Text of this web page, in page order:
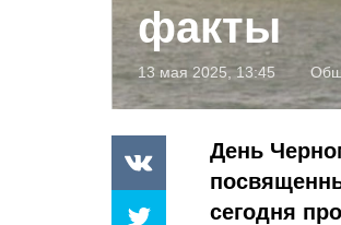
факты
13 мая 2025, 13:45
День
сегодня